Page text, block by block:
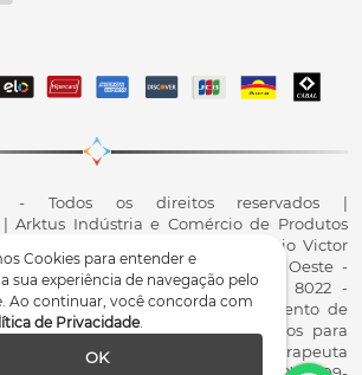
Cookies para entender e
sua experiência de navegação pelo
Ao continuar, você concorda com
de Privacidade.
OK
- Todos os direitos reservados |
| Arktus Indústria e Comércio de Produtos
01.417.367/0001-78 | R. Antônio Victor
Industrial II, Santa Tereza do Oeste -
900 - Fale conosco: 0800 200 8022 -
| Autorização de Funcionamento de
- Para Fabricação de Produtos para
5 (UX418X102741) - Fisioterapeuta